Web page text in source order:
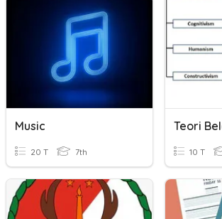
Music
20 T 7th
Teori
10 T